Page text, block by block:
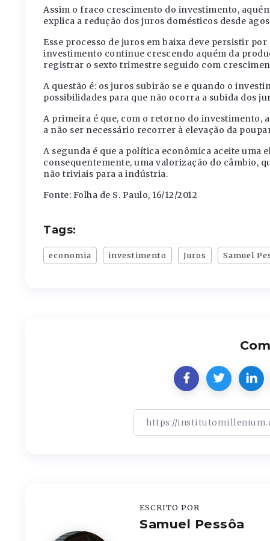
Assim o fraco crescimento do investimento,
explica a redução dos juros domésticos desde
Esse processo de juros em baixa deve persistir
investimento continue crescendo aquém da
registrar o sexto trimestre seguido com
A questão é: os juros subirão se e quando o
possibilidades para que não ocorra a subida dos
A primeira é que, com o retorno do investimento,
a não ser necessário recorrer à elevação da
A segunda é que a política econômica aceite uma
consequentemente, uma valorização do câmbio,
não triviais para a indústria.
Fonte: Folha de S. Paulo, 16/12/2012
Tags:
economia investimento Juros Samuel
ESCRITO POR
Samuel Pessôa